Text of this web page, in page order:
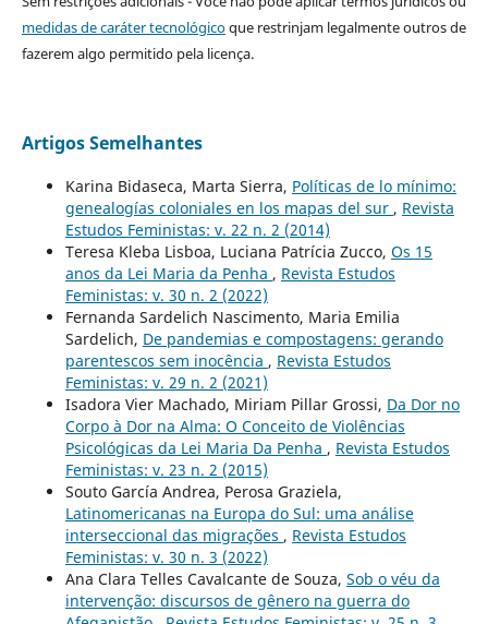
medidas de caráter tecnológicoque restrinjam legalmente outros de
fazerem algo permitido pela licença.
Artigos Semelhantes
Karina Bidaseca, Marta Sierra, Políticas de lo mínimo:
genealogías coloniales en los mapas del sur , Revista
Estudos Feministas: v. 22 n. 2 (2014)
Teresa Kleba Lisboa, Luciana Patrícia Zucco, Os 15
anos da Lei Maria da Penha , Revista Estudos
Feministas: v. 30 n. 2 (2022)
Fernanda Sardelich Nascimento, Maria Emilia
Sardelich, De pandemias e compostagens: gerando
parentescos sem inocência , Revista Estudos
Feministas: v. 29 n. 2 (2021)
Isadora Vier Machado, Miriam Pillar Grossi, Da Dor no
Corpo à Dor na Alma: O Conceito de Violências
Psicológicas da Lei Maria Da Penha , Revista Estudos
Feministas: v. 23 n. 2 (2015)
Souto García Andrea, Perosa Graziela,
Latinomericanas na Europa do Sul: uma análise
interseccional das migrações , Revista Estudos
Feministas: v. 30 n. 3 (2022)
Ana Clara Telles Cavalcante de Souza, Sob o véu da
intervenção: discursos de gênero na guerra do